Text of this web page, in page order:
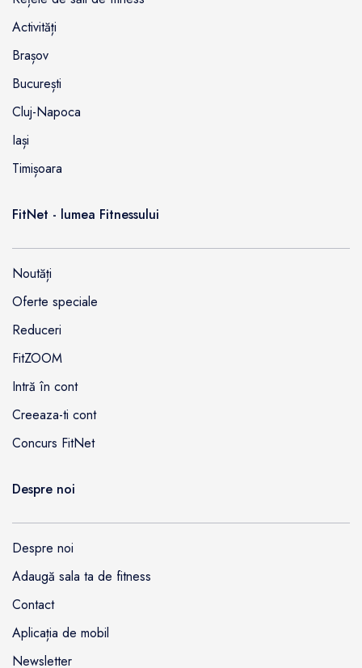
Activități
Brașov
București
Cluj-Napoca
Iași
Timișoara
FitNet - lumea Fitnessului
Noutăți
Oferte speciale
Reduceri
FitZOOM
Intră în cont
Creeaza-ti cont
Concurs FitNet
Despre noi
Despre noi
Adaugă sala ta de fitness
Contact
Aplicația de mobil
Newsletter